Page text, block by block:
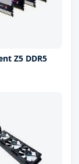
Z5 DDR5